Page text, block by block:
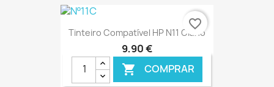
€ ONLINE
Tinteiro Compatível HP N11 Ciano
9,90 €
 COMPRAR
favorite_border